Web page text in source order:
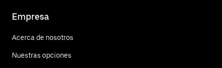
Empresa
Acerca de nosotros
Nuestras opciones